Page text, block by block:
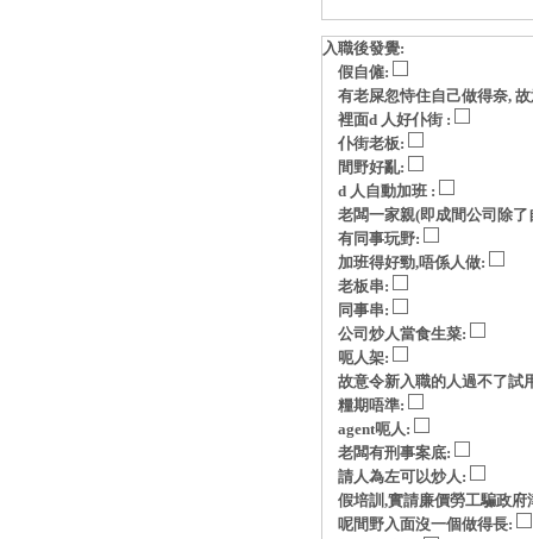
入職後發覺:
假自僱:
有老屎忽恃住自己做得奈,
裡面d 人好仆街 :
仆街老板:
間野好亂:
d 人自動加班 :
老闆一家親(即成間公司除
有同事玩野:
加班得好勁,唔係人做:
老板串:
同事串:
公司炒人當食生菜:
呃人架:
故意令新入職的人過不了試
糧期唔準:
agent呃人:
老闆有刑事案底:
請人為左可以炒人:
假培訓,實請廉價勞工騙政
呢間野入面沒一個做得長: